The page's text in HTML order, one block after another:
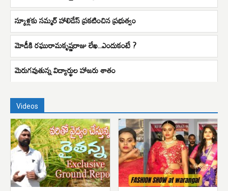
స్కూళ్లకు సమ్మర్ హాలిడేస్ ప్రకటించిన ప్రభుత్వం
మోడీకి రఘురామకృష్ణరాజు లేఖ..ఎందుకంటే ?
మెరుగవుతున్న విద్యార్థుల హాజరు శాతం
Videos